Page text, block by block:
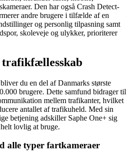
Den har også Crash Detect-
andre brugere i tilfælde af en
og personlig tilpasning samt
skoleveje og ulykker, prioriterer
trafikfællesskab
du en del af Danmarks største
brugere. Dette samfund bidrager til
mellem trafikanter, hvilket
antallet af trafikuheld. Med sin
betjening adskiller Saphe One+ sig
lovlig at bruge.
alle typer fartkameraer